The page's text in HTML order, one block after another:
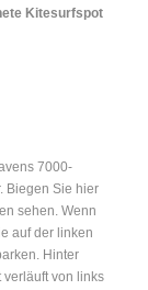
Kitesurfspot
7000-
Biegen Sie hier
sehen. Wenn
auf der linken
Hinter
verläuft von links